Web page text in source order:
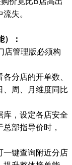
失。
）：
店管理版必须构
分店的开单数、
、周、月维度同比
库，设定各店安全
部指导价时，
一键查询附近分店